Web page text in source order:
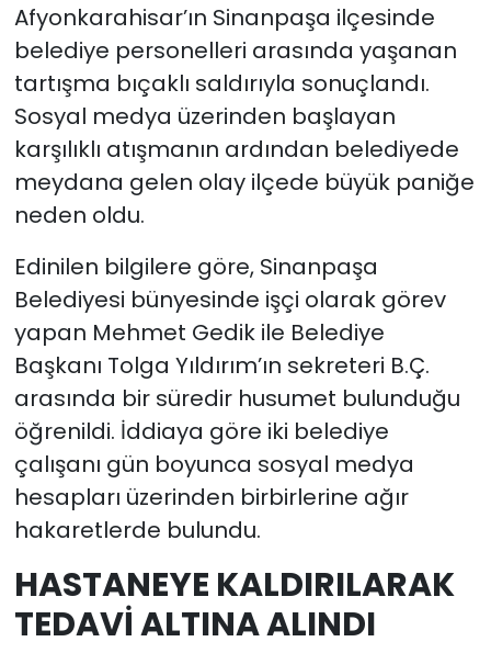
Afyonkarahisar’ın Sinanpaşa ilçesinde
belediye personelleri arasında yaşanan
tartışma bıçaklı saldırıyla sonuçlandı.
Sosyal medya üzerinden başlayan
karşılıklı atışmanın ardından belediyede
meydana gelen olay ilçede büyük paniğe
neden oldu.
Edinilen bilgilere göre, Sinanpaşa
Belediyesi bünyesinde işçi olarak görev
yapan Mehmet Gedik ile Belediye
Başkanı Tolga Yıldırım’ın sekreteri B.Ç.
arasında bir süredir husumet bulunduğu
öğrenildi. İddiaya göre iki belediye
çalışanı gün boyunca sosyal medya
hesapları üzerinden birbirlerine ağır
hakaretlerde bulundu.
HASTANEYE KALDIRILARAK
TEDAVİ ALTINA ALINDI